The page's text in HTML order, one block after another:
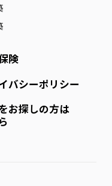
険
バシーポリシー
お探しの方は